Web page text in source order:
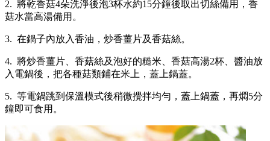
2. 將乾香菇4朵洗淨後泡3杯水約15分鐘後取出切絲備用，香
菇水當高湯備用。
3. 在鍋子內放入香油，炒香薑片及香菇絲。
4. 將炒香薑片、香菇絲及泡好的糙米、香菇高湯2杯、醬油放
入電鍋後，把各種菇類鋪在米上，蓋上鍋蓋。
5. 等電鍋跳到保溫模式後稍微攪拌均勻，蓋上鍋蓋，再燜5分
鐘即可食用。